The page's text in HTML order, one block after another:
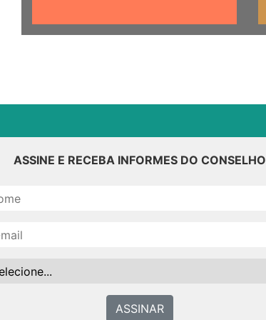
ASSINE E RECEBA INFORMES DO CONSELHO
ASSINAR